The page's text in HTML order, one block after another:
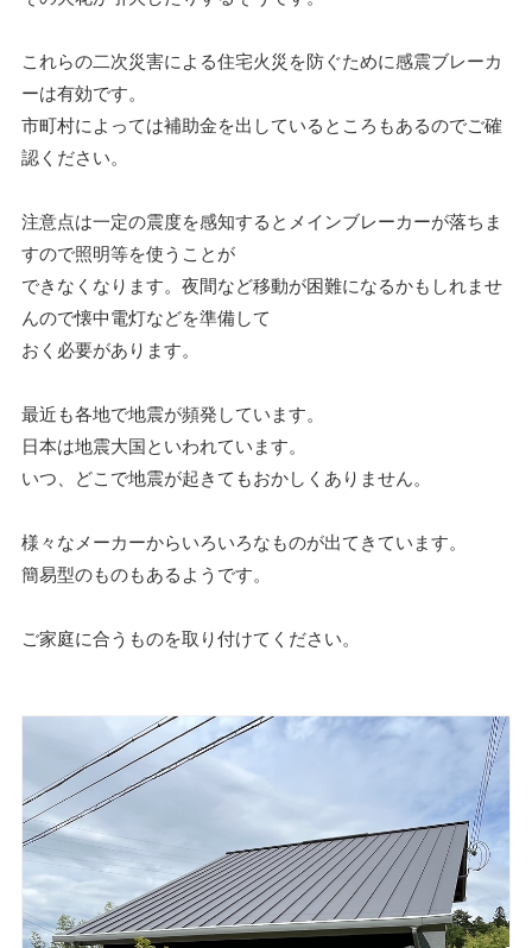
これらの二次災害による住宅火災を防ぐために感震ブレーカ
ーは有効です。
市町村によっては補助金を出しているところもあるのでご確
認ください。
注意点は一定の震度を感知するとメインブレーカーが落ちま
すので照明等を使うことが
できなくなります。夜間など移動が困難になるかもしれませ
んので懐中電灯などを準備して
おく必要があります。
最近も各地で地震が頻発しています。
日本は地震大国といわれています。
いつ、どこで地震が起きてもおかしくありません。
様々なメーカーからいろいろなものが出てきています。
簡易型のものもあるようです。
ご家庭に合うものを取り付けてください。